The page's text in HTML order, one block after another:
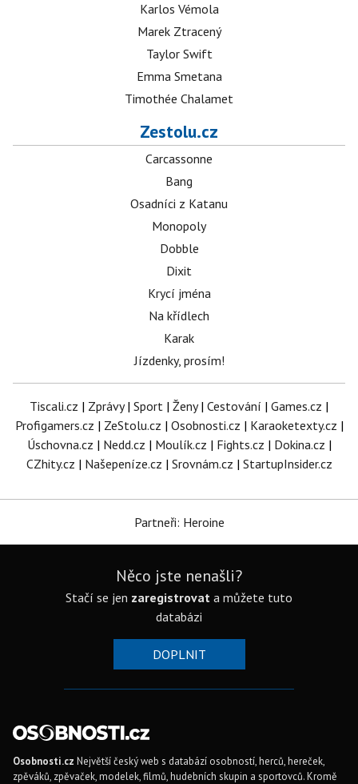
Karlos Vémola
Marek Ztracený
Taylor Swift
Emma Smetana
Timothée Chalamet
Zestolu.cz
Carcassonne
Bang
Osadníci z Katanu
Monopoly
Dobble
Dixit
Krycí jména
Na křídlech
Karak
Jízdenky, prosím!
Tiscali.cz | Zprávy| Sport | Ženy| Cestování | Games.cz |
Profigamers.cz | ZeStolu.cz | Osobnosti.cz | Karaoketexty.cz |
Úschovna.cz | Nedd.cz | Moulík.cz | Fights.cz | Dokina.cz |
CZhity.cz | Našepeníze.cz | Srovnám.cz | StartupInsider.cz
Partneři: Heroine
Něco jste nenašli?
Stačí se jen zaregistrovat a můžete tuto
databázi
DOPLNIT
Osobnosti.cz Největší český web s databází osobností, herců, hereček,
zpěváků, zpěvaček, modelek, filmů, hudebních skupin a sportovců. Kromě